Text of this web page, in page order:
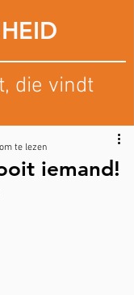
die vindt
iemand!
te lezen